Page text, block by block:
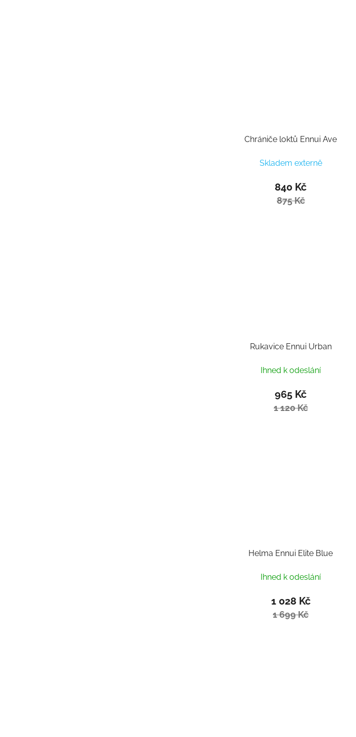
Chrániče loktů Ennui Ave
Skladem externě
840 Kč
875 Kč
Rukavice Ennui Urban
Ihned k odeslání
965 Kč
1 120 Kč
Helma Ennui Elite Blue
Ihned k odeslání
1 028 Kč
1 699 Kč